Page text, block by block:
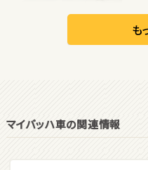
日
リ
ダ
も
マイバッハ車の関連情報